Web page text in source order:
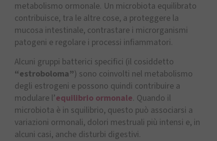
metabolismo ormonale. Un microbiota equilibrato
contribuisce, tra le altre cose, a proteggere la
mucosa intestinale, contrastare i microrganismi
patogeni e regolare i processi infiammatori.
Alcuni gruppi batterici specifici (il cosiddetto
“estroboloma”) sono coinvolti nel metabolismo
degli estrogeni e possono quindi contribuire a
modulare l’equilibrio ormonale. Quando il
microbiota è in squilibrio, questo può associarsi a
variazioni ormonali, dolori mestruali più intensi e, in
alcuni casi, anche disturbi digestivi.